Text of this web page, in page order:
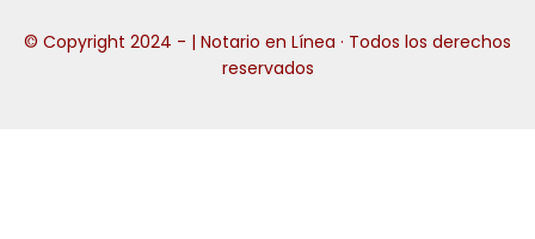
© Copyright 2024 - | Notario en Línea · Todos los derechos
reservados